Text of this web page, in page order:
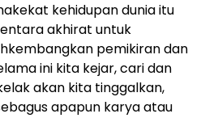
kehidupan dunia itu
akhirat untuk
pemikiran dan
ini kita kejar, cari dan
akan kita tinggalkan,
apapun karya atau